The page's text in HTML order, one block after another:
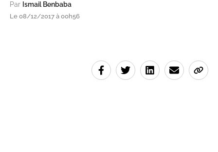
Par Ismail Benbaba
Le 08/12/2017 à 00h56